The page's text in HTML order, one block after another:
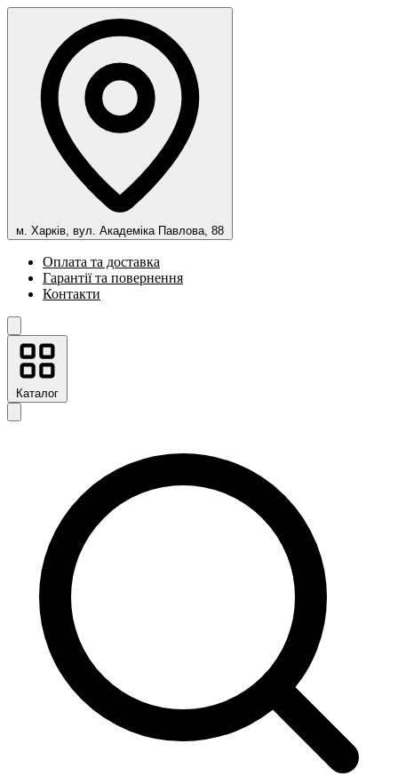
м. Харків, вул. Академіка Павлова, 88
Оплата та доставка
Гарантії та повернення
Контакти
Каталог